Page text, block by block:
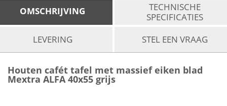
OMSCHRIJVING
TECHNISCHE
SPECIFICATIES
LEVERING
STEL EEN VRAAG
Houten cafét tafel met massief eiken blad
Mextra ALFA 40x55 grijs